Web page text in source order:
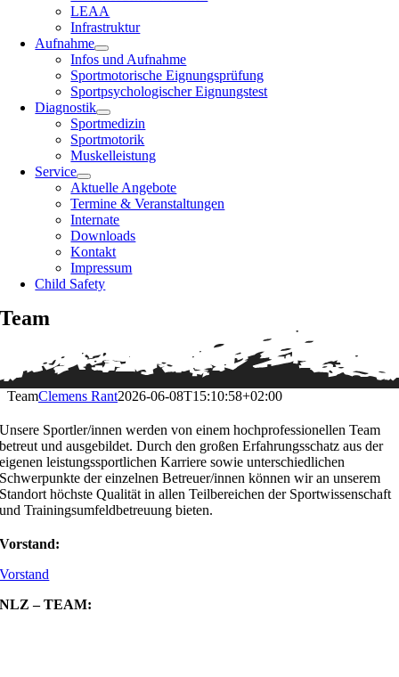
LEAA
Infrastruktur
Aufnahme
Infos und Aufnahme
Sportmotorische Eignungsprüfung
Sportpsychologischer Eignungstest
Diagnostik
Sportmedizin
Sportmotorik
Muskelleistung
Service
Aktuelle Angebote
Termine & Veranstaltungen
Internate
Downloads
Kontakt
Impressum
Child Safety
Team
TeamClemens Rant2026-06-08T15:10:58+02:00
Unsere Sportler/innen werden von einem hochprofessionellen Team
betreut und ausgebildet. Durch den großen Erfahrungsschatz aus der
eigenen leistungssportlichen Karriere sowie unterschiedlichen
Schwerpunkte der einzelnen Betreuer/innen können wir an unserem
Standort höchste Qualität in allen Teilbereichen der Sportwissenschaft
und Trainingsumfeldbetreuung bieten.
Vorstand:
Vorstand
NLZ – TEAM: